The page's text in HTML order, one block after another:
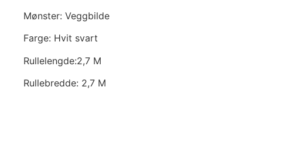
Mønster: Veggbilde
Farge: Hvit svart
Rullelengde:2,7 M
Rullebredde: 2,7 M